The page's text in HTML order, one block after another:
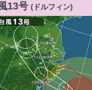
13号 (ドルフィン)